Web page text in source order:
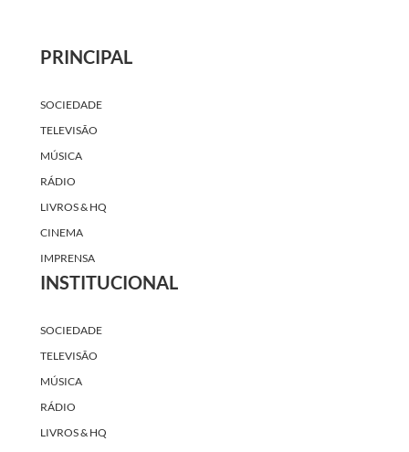
PRINCIPAL
SOCIEDADE
TELEVISÃO
MÚSICA
RÁDIO
LIVROS & HQ
CINEMA
IMPRENSA
INSTITUCIONAL
SOCIEDADE
TELEVISÃO
MÚSICA
RÁDIO
LIVROS & HQ